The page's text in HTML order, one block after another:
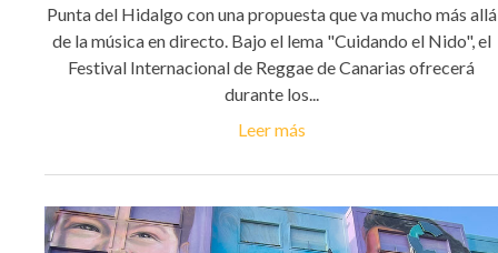
Punta del Hidalgo con una propuesta que va mucho más allá
de la música en directo. Bajo el lema "Cuidando el Nido", el
Festival Internacional de Reggae de Canarias ofrecerá
durante los...
Leer más